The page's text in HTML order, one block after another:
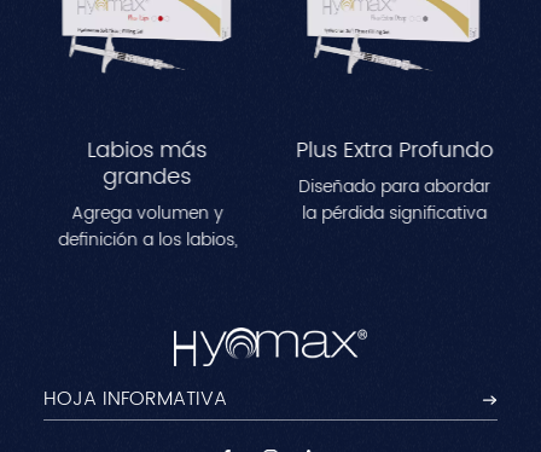
Labios más
grandes
Agrega volumen y
definición a los labios,
para remodelar las
líneas de los labios y
lograr un efecto
voluminoso y natural.
Plus Extra Profundo
Diseñado para abordar
la pérdida significativa
contornos faciales al
para una apariencia